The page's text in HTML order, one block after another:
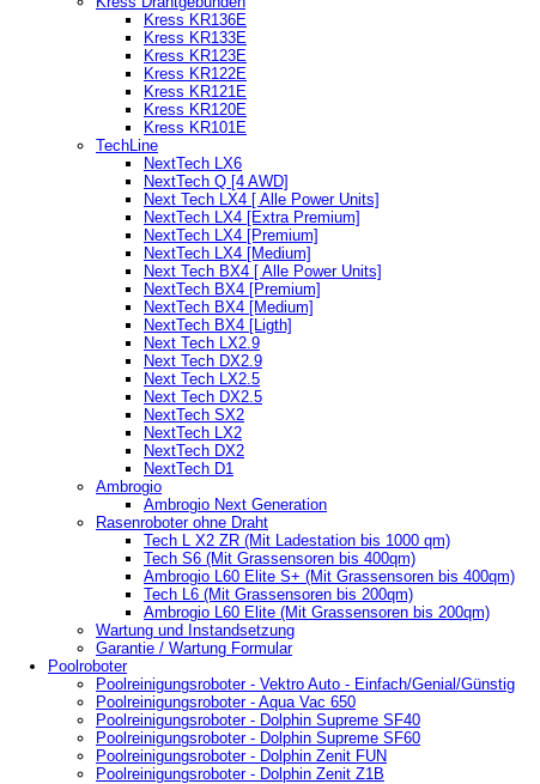
Kress KR136E
Kress KR133E
Kress KR123E
Kress KR122E
Kress KR121E
Kress KR120E
Kress KR101E
TechLine
NextTech LX6
NextTech Q [4 AWD]
Next Tech LX4 [ Alle Power Units]
NextTech LX4 [Extra Premium]
NextTech LX4 [Premium]
NextTech LX4 [Medium]
Next Tech BX4 [ Alle Power Units]
NextTech BX4 [Premium]
NextTech BX4 [Medium]
NextTech BX4 [Ligth]
Next Tech LX2.9
Next Tech DX2.9
Next Tech LX2.5
Next Tech DX2.5
NextTech SX2
NextTech LX2
NextTech DX2
NextTech D1
Ambrogio
Ambrogio Next Generation
Rasenroboter ohne Draht
Tech L X2 ZR (Mit Ladestation bis 1000 qm)
Tech S6 (Mit Grassensoren bis 400qm)
Ambrogio L60 Elite S+ (Mit Grassensoren bis 400qm)
Tech L6 (Mit Grassensoren bis 200qm)
Ambrogio L60 Elite (Mit Grassensoren bis 200qm)
Wartung und Instandsetzung
Garantie / Wartung Formular
Poolroboter
Poolreinigungsroboter - Vektro Auto - Einfach/Genial/Günstig
Poolreinigungsroboter - Aqua Vac 650
Poolreinigungsroboter - Dolphin Supreme SF40
Poolreinigungsroboter - Dolphin Supreme SF60
Poolreinigungsroboter - Dolphin Zenit FUN
Poolreinigungsroboter - Dolphin Zenit Z1B